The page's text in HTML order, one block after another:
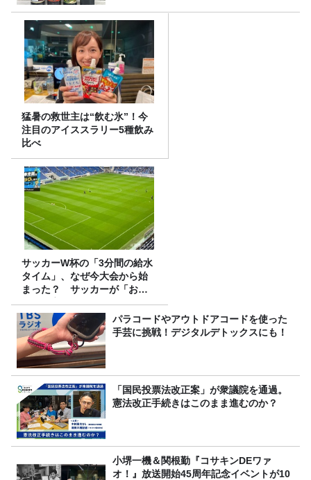
猛暑の救世主は“飲む氷”！今
注目のアイススラリー5種飲み
比べ
サッカーW杯の「3分間の給水
タイム」、なぜ今大会から始
まった？ サッカーが「お
金」に変わる仕組み
パラコードやアウトドアコードを使った
手芸に挑戦！デジタルデトックスにも！
「国民投票法改正案」が衆議院を通過。
憲法改正手続きはこのまま進むのか？
小堺一機＆関根勤『コサキンDEワァ
オ！』放送開始45周年記念イベントが10